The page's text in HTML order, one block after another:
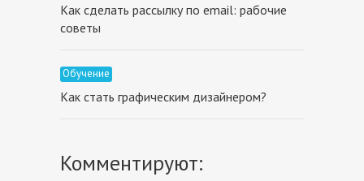
Как сделать рассылку по email: рабочие
советы
Обучение
Как стать графическим дизайнером?
Комментируют: